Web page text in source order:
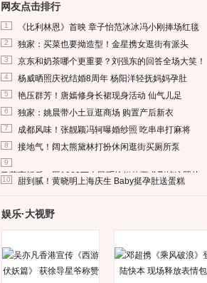
网友点击排行
1 《比利林恩》首映 章子怡范冰冰冯小刚捧场红毯
2 独家：买菜也要拗造型！金星携女逛街有派头
3 京东和奶茶哪个更重要？刘强东的回答全场大笑！
4 杨威晒照庆祝结婚8周年 杨阳洋轻抚妈妈孕肚
5 艳压群芳！唐嫣修身长裙现身活动 仙气儿足
6 独家：姚晨带小土豆逛商场 购置产后新衣
7 成都风味！张靓颖冯轲曝婚纱照 吃串串打麻将
8 接地气！阔太熊黛林打扮休闲逛街买厕所泵
9
马蓉离婚后，砸1000万人民币给媒体要求删掉这照片
10 甜到腻！黄晓明上海庆生 Baby挺孕肚送蛋糕
娱乐·大视野